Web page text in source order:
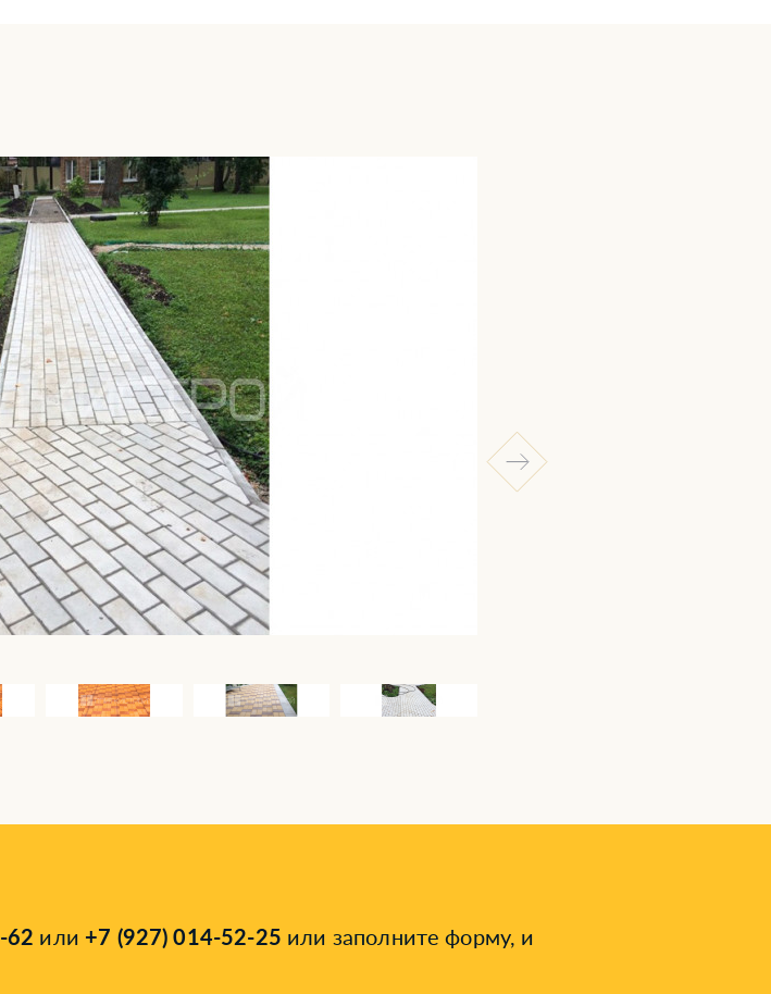
62 или +7 (927) 014-52-25 или заполните форму, и